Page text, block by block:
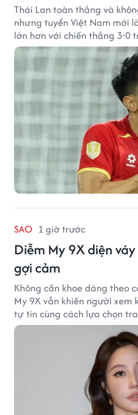
Thái Lan toàn thắng và
nhưng tuyển Việt Nam mới
lớn hơn với chiến thắng 3-0
SAO 1 giờ trước
Diễm My 9X diện
gợi cảm
Không cần khoe dáng theo
My 9X vẫn khiến người
tự tin cùng cách lựa chọn